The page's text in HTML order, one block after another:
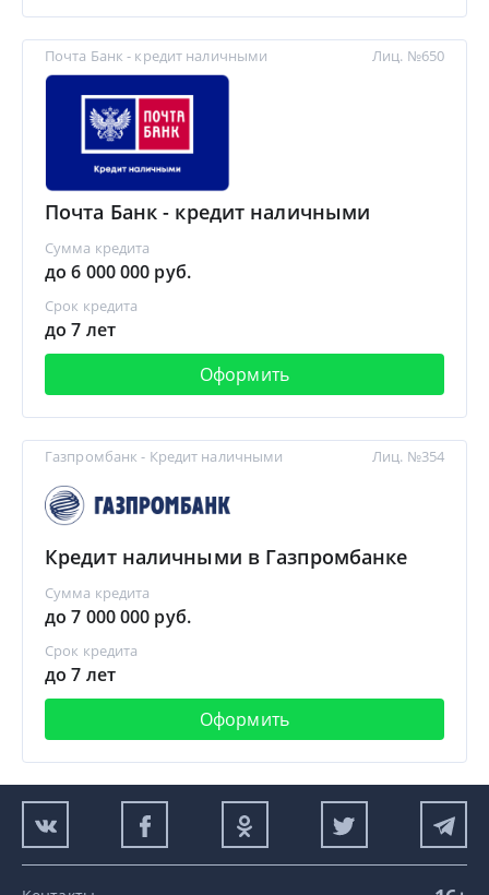
Почта Банк - кредит наличными
Почта Банк - кредит наличными
Сумма кредита
до 6 000 000 руб.
Срок кредита
до 7 лет
Оформить
Лиц. №650
Газпромбанк - Кредит наличными
Кредит наличными в Газпромбанке
Сумма кредита
до 7 000 000 руб.
Срок кредита
до 7 лет
Оформить
Лиц. №354